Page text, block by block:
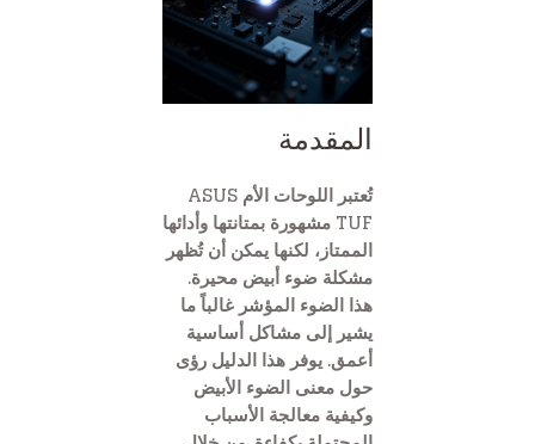
المقدمة
تُعتبر اللوحات الأم ASUS
TUF مشهورة بمتانتها وأدائها
الممتاز، لكنها يمكن أن تُظهر
مشكلة ضوء أبيض محيرة.
هذا الضوء المؤشر غالباً ما
يشير إلى مشاكل أساسية
أعمق. يوفر هذا الدليل رؤى
حول معنى الضوء الأبيض
وكيفية معالجة الأسباب